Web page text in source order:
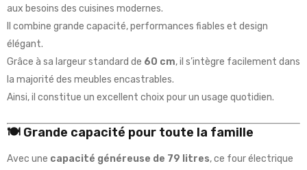
aux besoins des cuisines modernes.
Il combine grande capacité, performances fiables et design
élégant.
Grâce à sa largeur standard de 60 cm, il s’intègre facilement dans
la majorité des meubles encastrables.
Ainsi, il constitue un excellent choix pour un usage quotidien.
🍽️ Grande capacité pour toute la famille
Avec une capacité généreuse de 79 litres, ce four électrique